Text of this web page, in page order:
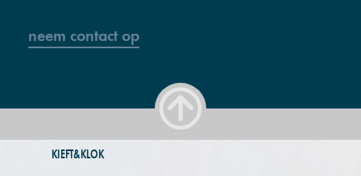
neem contact op
KIEFT&KLOK